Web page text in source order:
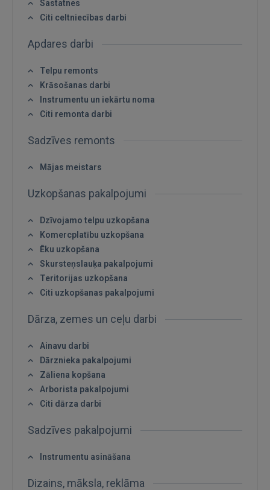
IENĀKT
Aizmirsāt paroli?
GOOGLE
 Sign in with Apple
Vēl neesat reģistrējies?
Sastatnes
Citi celtniecības darbi
Apdares darbi
Telpu remonts
Krāsošanas darbi
Instrumentu un iekārtu noma
Citi remonta darbi
Sadzīves remonts
Mājas meistars
Uzkopšanas pakalpojumi
Dzīvojamo telpu uzkopšana
Komercplatību uzkopšana
Ēku uzkopšana
Skursteņslauķa pakalpojumi
Teritorijas uzkopšana
Citi uzkopšanas pakalpojumi
Dārza, zemes un ceļu darbi
Ainavu darbi
Dārznieka pakalpojumi
Zāliena kopšana
Arborista pakalpojumi
Citi dārza darbi
Sadzīves pakalpojumi
Instrumentu asināšana
Dizains, māksla, reklāma